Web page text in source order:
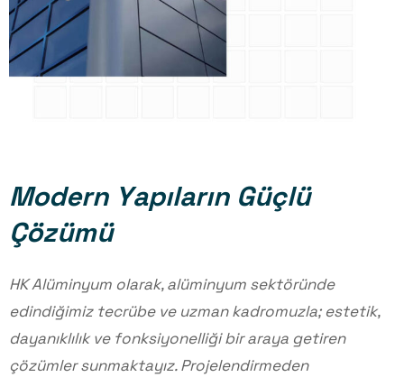
Modern Yapıların Güçlü
Çözümü
HK Alüminyum olarak, alüminyum sektöründe
edindiğimiz tecrübe ve uzman kadromuzla; estetik,
dayanıklılık ve fonksiyonelliği bir araya getiren
çözümler sunmaktayız. Projelendirmeden